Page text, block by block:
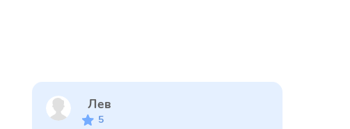
Лев
5